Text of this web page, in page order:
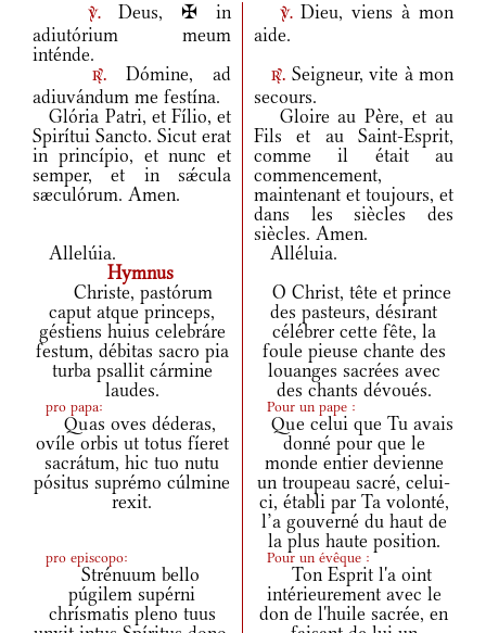
v.Deus, ✠ in
adiutórium meum
inténde.
v.Dieu, viens à mon
aide.
r.Dómine, ad
adiuvándum me festína.
r. Seigneur, vite à mon
secours.
Glória Patri, et Fílio, et
Spirítui Sancto. Sicut erat
in princípio, et nunc et
semper, et in sǽcula
sæculórum. Amen.
Gloire au Père, et au
Fils et au Saint-Esprit,
comme il était au
commencement,
maintenant et toujours, et
dans les siècles des
siècles. Amen.
Allelúia.
Alléluia.
Hymnus
Christe, pastórum
caput atque princeps,
géstiens huius celebráre
festum, débitas sacro pia
turba psallit cármine
laudes.
O Christ, tête et prince
des pasteurs, désirant
célébrer cette fête, la
foule pieuse chante des
louanges sacrées avec
des chants dévoués.
pro papa: Pour un pape :
Quas oves déderas,
ovíle orbis ut totus fíeret
sacrátum, hic tuo nutu
pósitus suprémo cúlmine
rexit.
Que celui que Tu avais
donné pour que le
monde entier devienne
un troupeau sacré, celui-
ci, établi par Ta volonté,
l’a gouverné du haut de
la plus haute position.
pro episcopo: Pour un évêque :
Strénuum bello
púgilem supérni
chrísmatis pleno tuus
Ton Esprit l'a oint
intérieurement avec le
don de l'huile sacrée, en